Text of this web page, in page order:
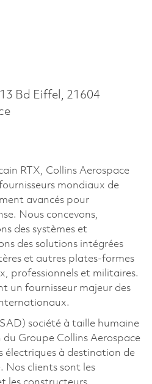
Bd Eiffel, 21604
RTX, Collins Aerospace
mondiaux de
avancés pour
Nous concevons,
des systèmes et
des solutions intégrées
et autres plates-formes
professionnels et militaires.
un fournisseur majeur des
société à taille humaine
du Groupe Collins Aerospace
électriques à destination de
Nos clients sont les